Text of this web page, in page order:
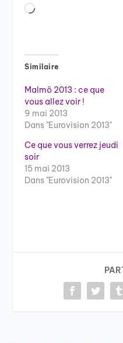
Chargement…
Similaire
Malmö 2013 : ce que
vous allez voir !
9 mai 2013
Dans "Eurovision 2013"
Ce que vous verrez jeudi
soir
15 mai 2013
Dans "Eurovision 2013"